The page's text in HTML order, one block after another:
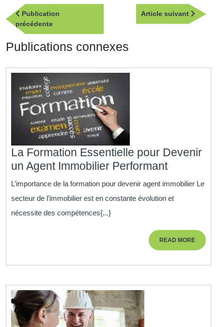
Navigation
de
l’article
Publication
précédentePublication
précédente
Article suivant
Article
Publications connexes
La Formation Essentielle pour Devenir
un Agent Immobilier PerformantLa
Formation
un
L’importance de la formation pour devenir agent immobilier Le
secteur de l’immobilier est en constante évolution et
nécessite des compétences{...}
READ MOREREAD
MORE